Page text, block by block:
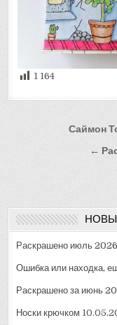
1 164
Навигация
Саймон
←
Раскрашено июль 2026
Ошибка или находка,
Раскрашено за июнь
Носки крючком